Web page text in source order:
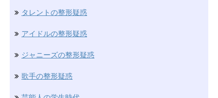
タレントの整形疑惑
アイドルの整形疑惑
ジャニーズの整形疑惑
歌手の整形疑惑